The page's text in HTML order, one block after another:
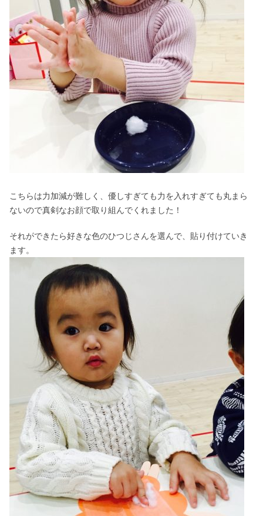
こちらは力加減が難しく、優しすぎても力を入れすぎても丸まら
ないので真剣なお顔で取り組んでくれました！
それができたら好きな色のひつじさんを選んで、貼り付けていき
ます。